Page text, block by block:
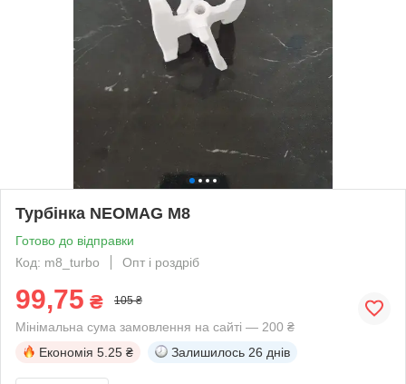
Турбінка NEOMAG М8
Готово до відправки
Код: m8_turbo
Опт і роздріб
99,75 ₴ 105 ₴
Мінімальна сума замовлення на сайті — 200 ₴
Економія 5.25 ₴ Залишилось 26 днів